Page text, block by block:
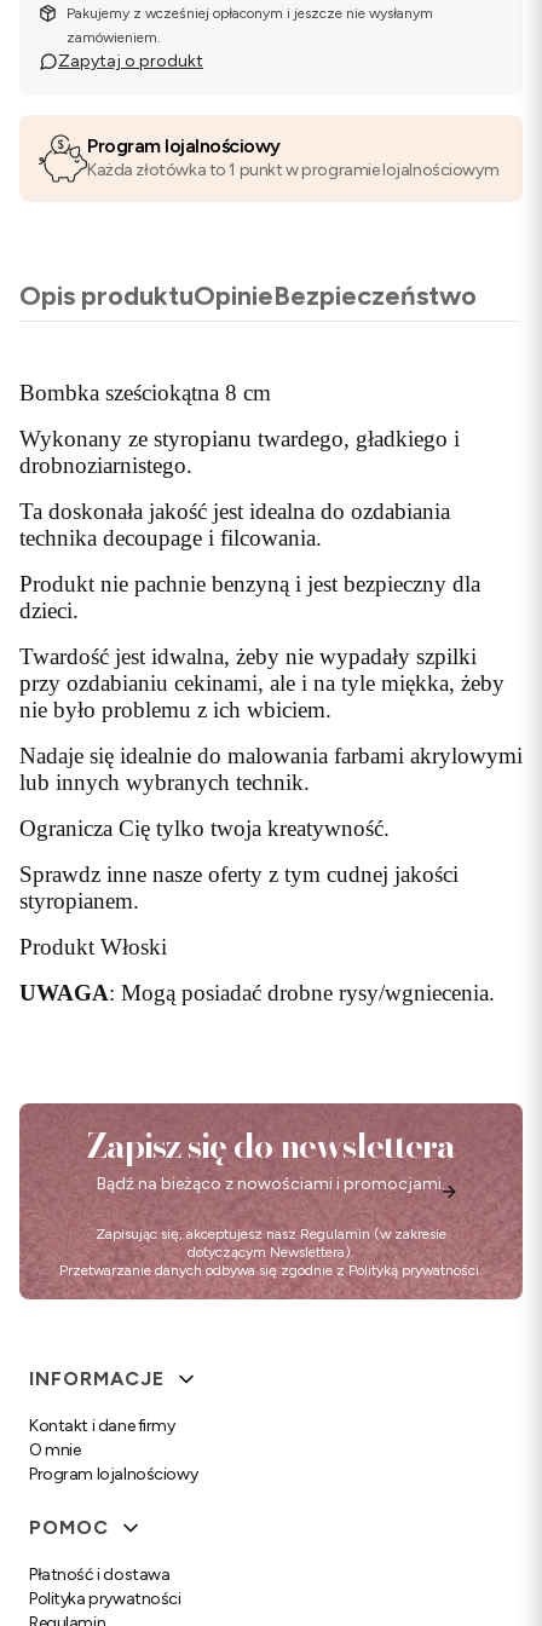
Pakujemy z wcześniej opłaconym i jeszcze nie wysłanym
zamówieniem.
Zapytaj o produkt
Program lojalnościowy
Każda złotówka to 1 punkt w programie lojalnościowym
Opis produktuOpinieBezpieczeństwo
Bombka sześciokątna 8 cm
Wykonany ze styropianu twardego, gładkiego i
drobnoziarnistego.
Ta doskonała jakość jest idealna do ozdabiania
technika decoupage i filcowania.
Produkt nie pachnie benzyną i jest bezpieczny dla
dzieci.
Twardość jest idwalna, żeby nie wypadały szpilki
przy ozdabianiu cekinami, ale i na tyle miękka, żeby
nie było problemu z ich wbiciem.
Nadaje się idealnie do malowania farbami akrylowymi
lub innych wybranych technik.
Ogranicza Cię tylko twoja kreatywność.
Sprawdz inne nasze oferty z tym cudnej jakości
styropianem.
Produkt Włoski
UWAGA: Mogą posiadać drobne rysy/wgniecenia.
Zapisz się do newslettera
Bądź na bieżąco z nowościami i promocjami.
Zapisując się, akceptujesz nasz Regulamin (w zakresie
dotyczącym Newslettera).
Przetwarzanie danych odbywa się zgodnie z Polityką prywatności.
Linki w stopce
INFORMACJE
Kontakt i dane firmy
O mnie
Program lojalnościowy
POMOC
Płatność i dostawa
Polityka prywatności